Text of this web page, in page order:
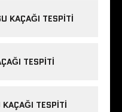
KAÇAĞI TESPITI
TESPITI
KAÇAĞI TESPITI